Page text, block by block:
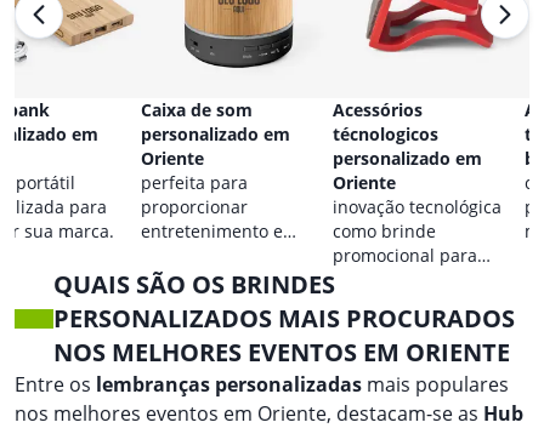
bank
em
portátil
para
sua marca.
Caixa de som
personalizado em
Oriente
perfeita para
proporcionar
entretenimento e
qualquer ocasião.
Acessórios
técnologicos
personalizado em
Oriente
inovação tecnológica
como brinde
promocional para
eventos.
QUAIS SÃO OS BRINDES
PERSONALIZADOS MAIS PROCURADOS
NOS MELHORES EVENTOS EM ORIENTE
Entre os lembranças personalizadas mais populares
nos melhores eventos em Oriente, destacam-se as Hub